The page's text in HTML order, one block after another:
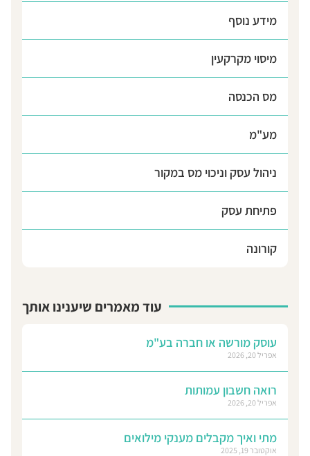
מידע נוסף
מיסוי מקרקעין
מס הכנסה
מע"מ
ניהול עסק וניכוי מס במקור
פתיחת עסק
קורונה
עוד מאמרים שיענינו אותך
עוסק מורשה או חברה בע"מ
רואה חשבון עמותות
מתי ואיך מקבלים מענקי מילואים
אוקטובר 19, 2025